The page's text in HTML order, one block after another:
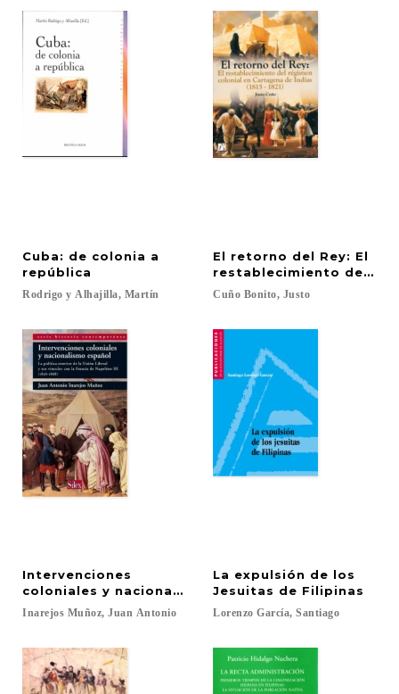
Cuba: de colonia a
república
Rodrigo y Alhajilla, Martín
El retorno del Rey: El
restablecimiento del
Cuño Bonito, Justo
Intervenciones
coloniales y nacionalismo español
Inarejos Muñoz, Juan Antonio
La expulsión de los
Jesuitas de Filipinas
Lorenzo García, Santiago